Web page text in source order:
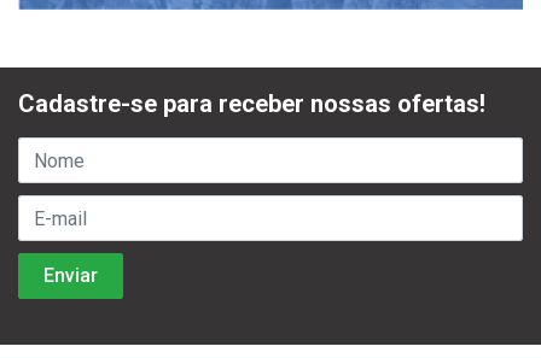
Cadastre-se para receber nossas ofertas!